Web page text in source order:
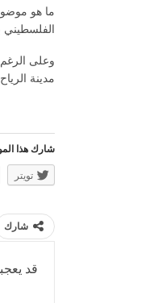
الفلسطيني
وعلى
مدينة
شارك هذا
تويتر
شارك
قد